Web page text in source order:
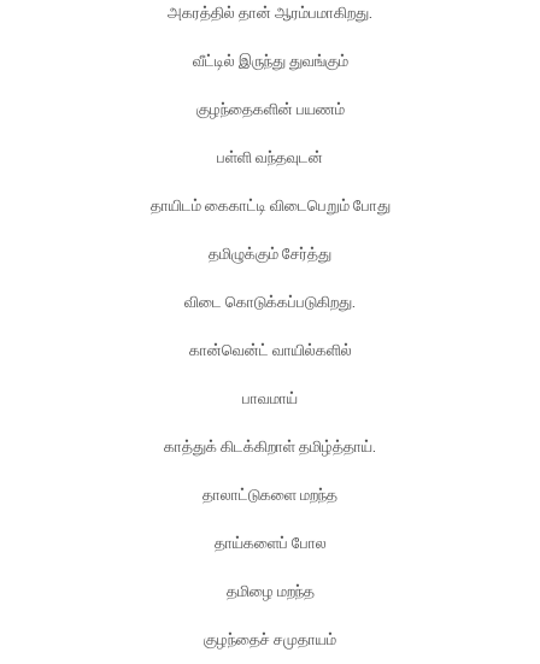
அகரத்தில் தான் ஆரம்பமாகிறது.
வீட்டில் இருந்து துவங்கும்
குழந்தைகளின் பயணம்
பள்ளி வந்தவுடன்
தாயிடம் கைகாட்டி விடைபெறும் போது
தமிழுக்கும் சேர்த்து
விடை கொடுக்கப்படுகிறது.
கான்வென்ட் வாயில்களில்
பாவமாய்
காத்துக் கிடக்கிறாள் தமிழ்த்தாய்.
தாலாட்டுகளை மறந்த
தாய்களைப் போல
தமிழை மறந்த
குழந்தைச் சமுதாயம்